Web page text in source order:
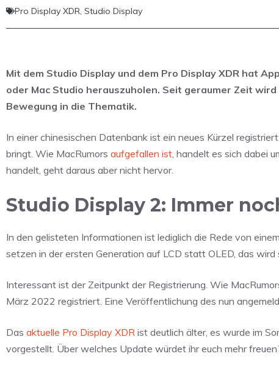
Pro Display XDR, Studio Display
Mit dem Studio Display und dem Pro Display XDR hat
oder Mac Studio herauszuholen. Seit geraumer Zeit
Bewegung in die Thematik.
In einer chinesischen Datenbank ist ein neues Kürzel
bringt. Wie MacRumors aufgefallen ist , handelt es sich dabei
handelt, geht daraus aber nicht hervor.
Studio Display 2: Immer
In den gelisteten Informationen ist lediglich die Rede von
setzen in der ersten Generation auf LCD statt OLED, das wird
Interessant ist der Zeitpunkt der Registrierung. Wie
März 2022 registriert. Eine Veröffentlichung des nun
Das aktuelle Pro Display XDR ist deutlich älter, es wurde im
vorgestellt. Über welches Update würdet ihr euch mehr